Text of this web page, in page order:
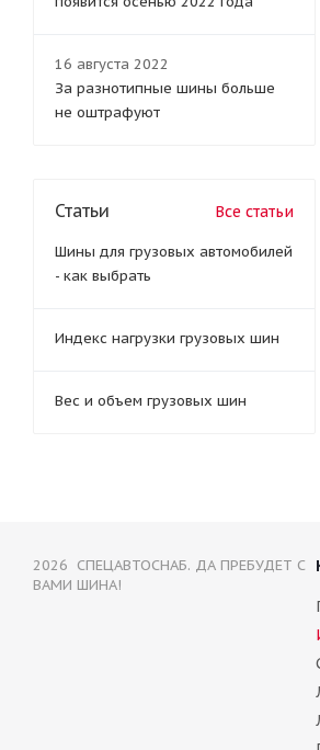
16 августа 2022
За разнотипные шины больше
не оштрафуют
Статьи Все статьи
Шины для грузовых автомобилей
- как выбрать
Индекс нагрузки грузовых шин
Вес и объем грузовых шин
2026 СПЕЦАВТОСНАБ. ДА ПРЕБУДЕТ С
ВАМИ ШИНА!